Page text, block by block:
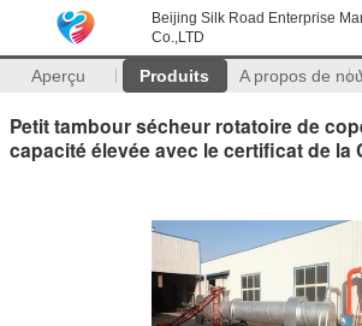
Beijing Silk Road Enterprise
Co.,LTD
Aperçu Produits A propos de
Petit tambour sécheur rotatoire de
capacité élevée avec le certificat de la